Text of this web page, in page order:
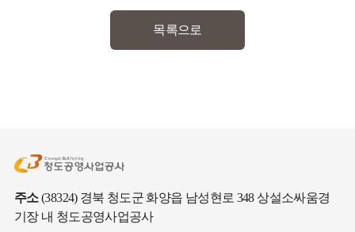
목록으로
주소(38324) 경북 청도군 화양읍 남성현로 348 상설소싸움경
기장 내 청도공영사업공사